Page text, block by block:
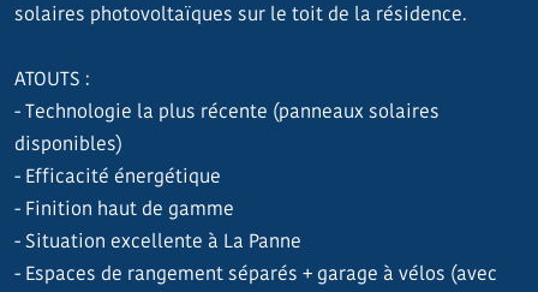
solaires photovoltaïques sur le toit de la résidence.
ATOUTS :
- Technologie la plus récente (panneaux solaires
disponibles)
- Efficacité énergétique
- Finition haut de gamme
- Situation excellente à La Panne
- Espaces de rangement séparés + garage à vélos (avec